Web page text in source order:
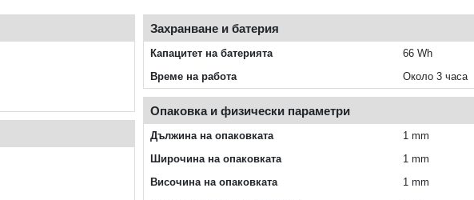
Захранване и батерия
Капацитет на батерията
66 Wh
Време на работа
Около 3 часа
Опаковка и физически параметри
Дължина на опаковката
1 mm
Широчина на опаковката
1 mm
Височина на опаковката
1 mm